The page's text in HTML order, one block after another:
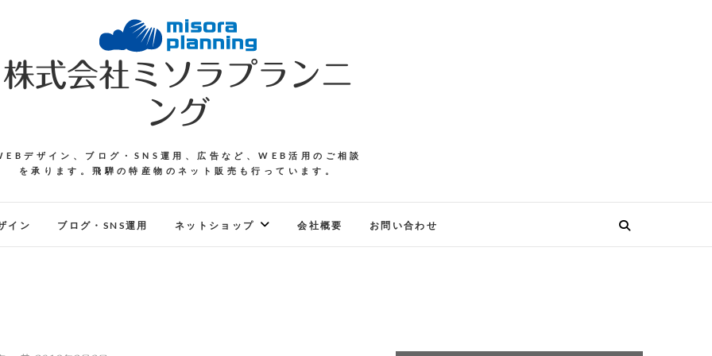
株式会社ミソラプランニ
ング
デザイン、ブログ・SNS運用、広告など、WEB活用のご相談
を承ります。飛騨の特産物のネット販売も行っています。
イン ブログ・SNS運用 ネットショップ 会社概要 お問い合わせ